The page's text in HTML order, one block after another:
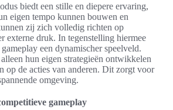
biedt een stille en diepere ervaring,
eigen tempo kunnen bouwen en
zij zich volledig richten op
externe druk. In tegenstelling hiermee
gameplay een dynamischer speelveld.
hun eigen strategieën ontwikkelen
op de acties van anderen. Dit zorgt voor
omgeving.
gameplay